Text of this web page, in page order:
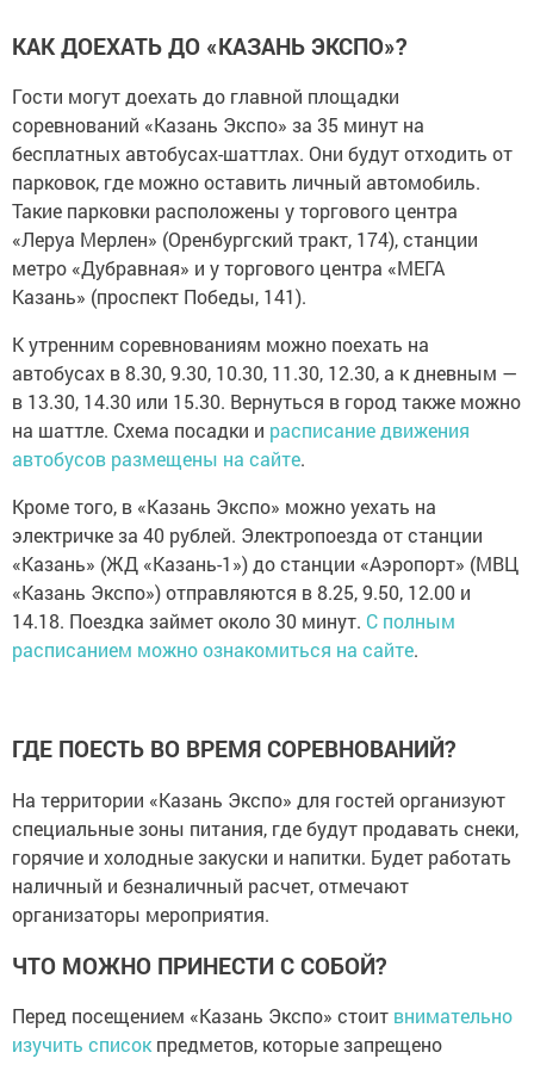
КАК ДОЕХАТЬ ДО «КАЗАНЬ ЭКСПО»?
Гости могут доехать до главной площадки
соревнований «Казань Экспо» за 35 минут на
бесплатных автобусах-шаттлах. Они будут отходить от
парковок, где можно оставить личный автомобиль.
Такие парковки расположены у торгового центра
«Леруа Мерлен» (Оренбургский тракт, 174), станции
метро «Дубравная» и у торгового центра «МЕГА
Казань» (проспект Победы, 141).
К утренним соревнованиям можно поехать на
автобусах в 8.30, 9.30, 10.30, 11.30, 12.30, а к дневным —
в 13.30, 14.30 или 15.30. Вернуться в город также можно
на шаттле. Схема посадки и расписание движения
автобусов размещены на сайте.
Кроме того, в «Казань Экспо» можно уехать на
электричке за 40 рублей. Электропоезда от станции
«Казань» (ЖД «Казань-1») до станции «Аэропорт» (МВЦ
«Казань Экспо») отправляются в 8.25, 9.50, 12.00 и
14.18. Поездка займет около 30 минут. С полным
расписанием можно ознакомиться на сайте.
ГДЕ ПОЕСТЬ ВО ВРЕМЯ СОРЕВНОВАНИЙ?
На территории «Казань Экспо» для гостей организуют
специальные зоны питания, где будут продавать снеки,
горячие и холодные закуски и напитки. Будет работать
наличный и безналичный расчет, отмечают
организаторы мероприятия.
ЧТО МОЖНО ПРИНЕСТИ С СОБОЙ?
Перед посещением «Казань Экспо» стоит внимательно
изучить списокпредметов, которые запрещено